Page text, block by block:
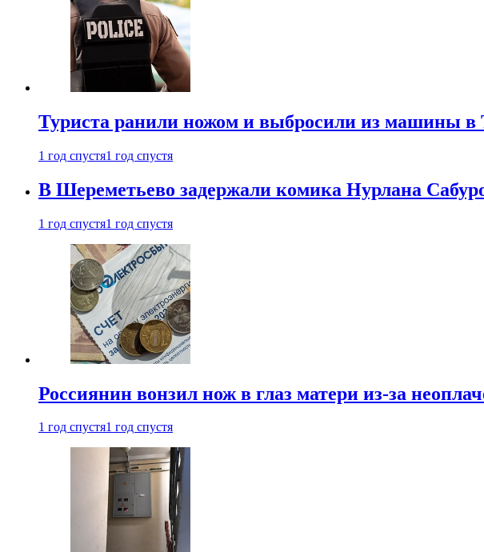
Туриста ранили ножом и выбросили из машины в
1 год спустя1 год спустя
В Шереметьево задержали комика Нурлана
1 год спустя1 год спустя
Россиянин вонзил нож в глаз матери из-за
1 год спустя1 год спустя